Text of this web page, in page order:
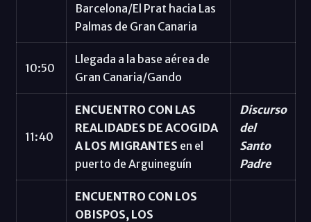
Barcelona/El Prat hacia Las
Palmas de Gran Canaria
10:50
Llegada a la base aérea de
Gran Canaria/Gando
11:40
ENCUENTRO CON LAS
REALIDADES DE ACOGIDA
A LOS MIGRANTES en el
puerto de Arguineguín
Discurso
del
Santo
Padre
ENCUENTRO CON LOS
OBISPOS, LOS